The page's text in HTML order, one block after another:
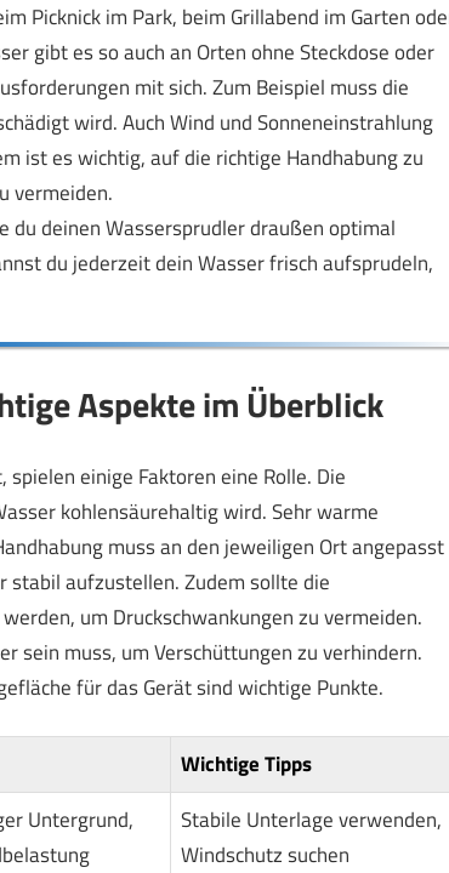
Picknick im Park, beim Grillabend im Garten
gibt es so auch an Orten ohne Steckdose oder
mit sich. Zum Beispiel muss die
wird. Auch Wind und Sonneneinstrahlung
ist es wichtig, auf die richtige Handhabung zu
vermeiden.
du deinen Wassersprudler draußen optimal
du jederzeit dein Wasser frisch aufsprudeln,
Aspekte im Überblick
einige Faktoren eine Rolle. Die
kohlensäurehaltig wird. Sehr warme
muss an den jeweiligen Ort angepasst
stabil aufzustellen. Zudem sollte die
um Druckschwankungen zu vermeiden.
sein muss, um Verschüttungen zu verhindern.
für das Gerät sind wichtige Punkte.
Wichtige Tipps
Untergrund,
Stabile Unterlage verwenden,
Windschutz suchen